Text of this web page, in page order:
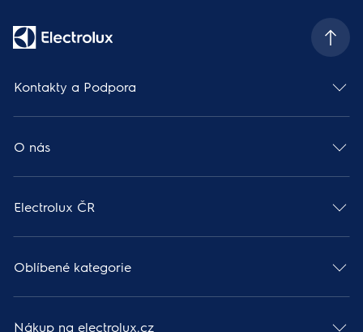
Kontakty a Podpora
O nás
Electrolux ČR
Oblíbené kategorie
Nákup na electrolux.cz